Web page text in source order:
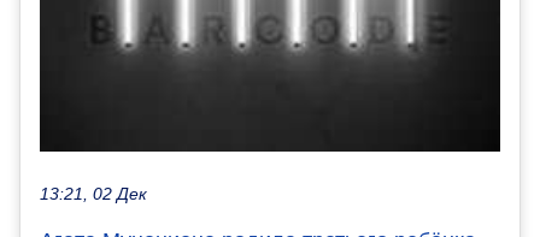
13:21, 02 Дек